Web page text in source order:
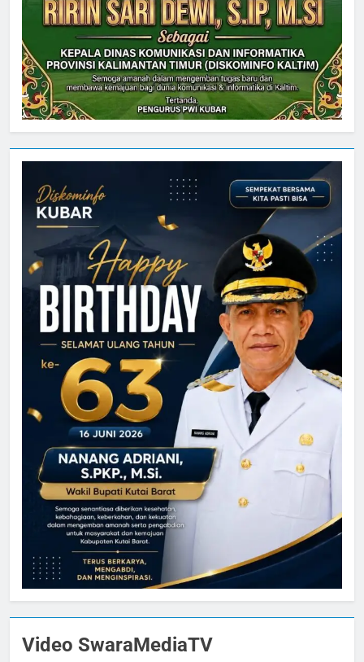
Video SwaraMediaTV